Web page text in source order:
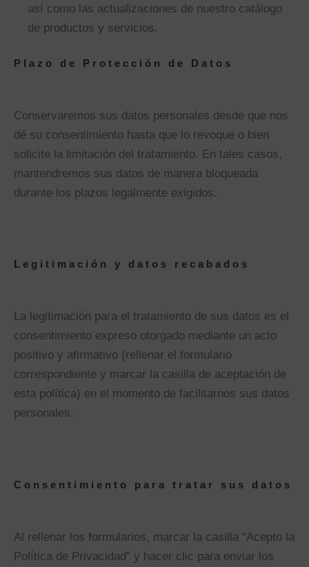
así como las actualizaciones de nuestro catálogo
de productos y servicios.
Plazo de Protección de Datos
Conservaremos sus datos personales desde que nos
dé su consentimiento hasta que lo revoque o bien
solicite la limitación del tratamiento. En tales casos,
mantendremos sus datos de manera bloqueada
durante los plazos legalmente exigidos.
Legitimación y datos recabados
La legitimación para el tratamiento de sus datos es el
consentimiento expreso otorgado mediante un acto
positivo y afirmativo (rellenar el formulario
correspondiente y marcar la casilla de aceptación de
esta política) en el momento de facilitarnos sus datos
personales.
Consentimiento para tratar sus datos
Al rellenar los formularios, marcar la casilla “Acepto la
Política de Privacidad” y hacer clic para enviar los